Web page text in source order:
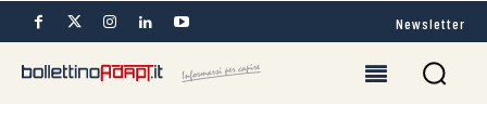
Newsletter